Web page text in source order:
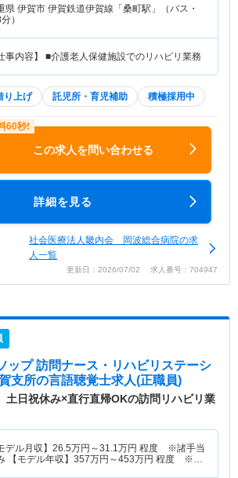
県 伊賀市 伊賀鉄道伊賀線「桑町駅」（バス・
）
事内容】 ■介護老人保健施設でのリハビリ業務
り上げ 託児所・育児補助 積極採用中
この求人を問い合わせる
詳細を見る
社会医療法人畿内会 岡波総合病院の求
人一覧
更新日：2026/07/02 求人番号：704947
ップ 訪問ナース・リハビリステーシ
支所の言語聴覚士求人(正職員)
土日祝休み×直行直帰OKの訪問リハビリ業
デル月収】 26.5万円～31.1万円 程度 ※諸手当
【モデル年収】 357万円～453万円 程度 ※諸